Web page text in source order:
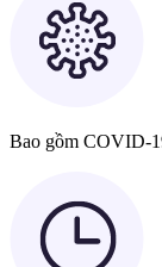
Bao gồm COVID-